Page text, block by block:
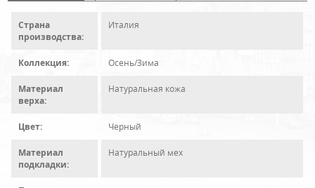
Страна
производства:
Италия
Коллекция: Осень/Зима
Материал
верха:
Натуральная кожа
Цвет: Черный
Материал
подкладки:
Натуральный мех